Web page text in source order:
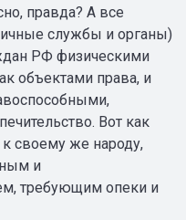
правда? А все
службы и органы)
РФ физическими
объектами права, и
Вот как
к своему же народу,
и
требующим опеки и